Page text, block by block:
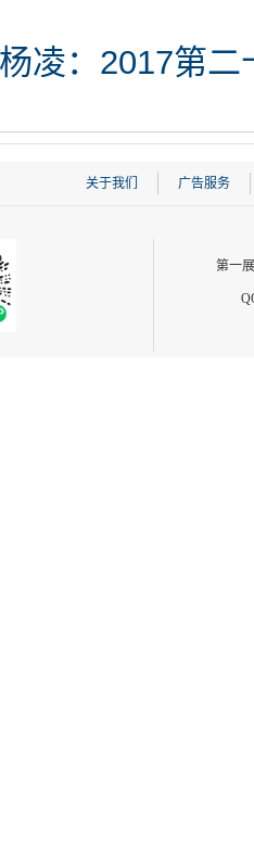
凌：2017第
关于我们 广告服务
第一